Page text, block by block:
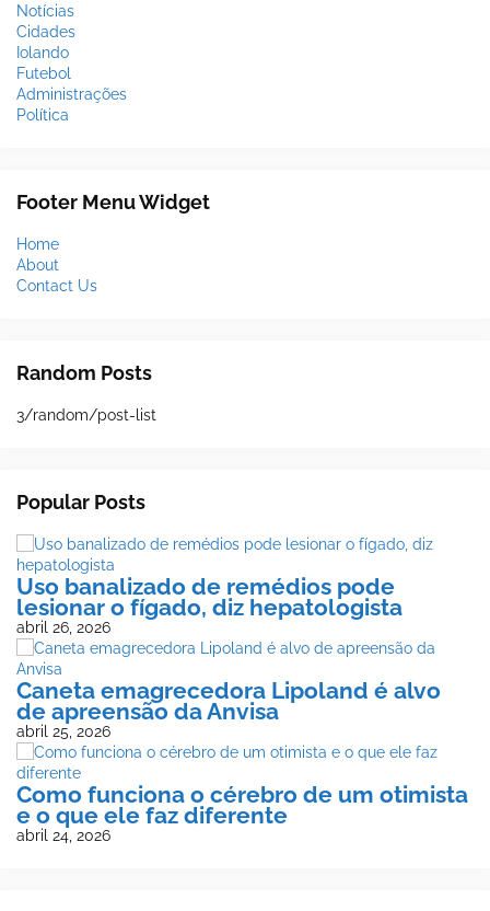
Notícias
Cidades
Iolando
Futebol
Administrações
Política
Footer Menu Widget
Home
About
Contact Us
Random Posts
3/random/post-list
Popular Posts
Uso banalizado de remédios pode
lesionar o fígado, diz hepatologista
abril 26, 2026
Caneta emagrecedora Lipoland é alvo
de apreensão da Anvisa
abril 25, 2026
Como funciona o cérebro de um otimista
e o que ele faz diferente
abril 24, 2026